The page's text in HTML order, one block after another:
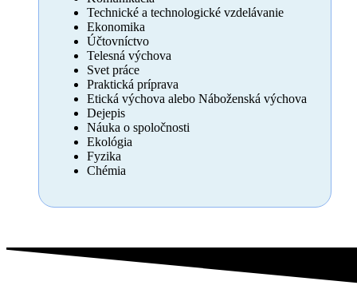
Technické a technologické vzdelávanie
Ekonomika
Účtovníctvo
Telesná výchova
Svet práce
Praktická príprava
Etická výchova alebo Náboženská výchova
Dejepis
Náuka o spoločnosti
Ekológia
Fyzika
Chémia